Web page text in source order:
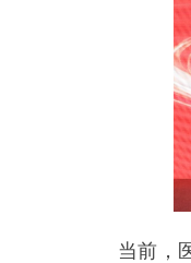
当前，